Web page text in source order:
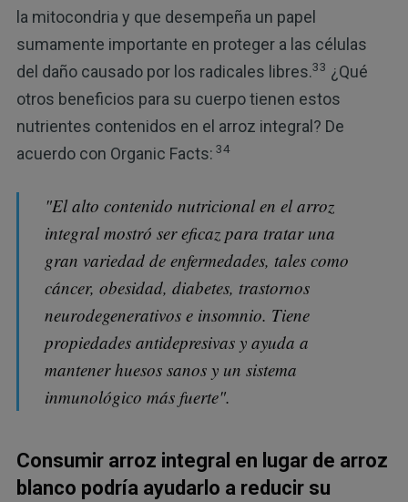
la mitocondria y que desempeña un papel
sumamente importante en proteger a las células
del daño causado por los radicales libres.33 ¿Qué
otros beneficios para su cuerpo tienen estos
nutrientes contenidos en el arroz integral? De
acuerdo con Organic Facts: 34
"El alto contenido nutricional en el arroz
integral mostró ser eficaz para tratar una
gran variedad de enfermedades, tales como
cáncer, obesidad, diabetes, trastornos
neurodegenerativos e insomnio. Tiene
propiedades antidepresivas y ayuda a
mantener huesos sanos y un sistema
inmunológico más fuerte".
Consumir arroz integral en lugar de arroz
blanco podría ayudarlo a reducir su